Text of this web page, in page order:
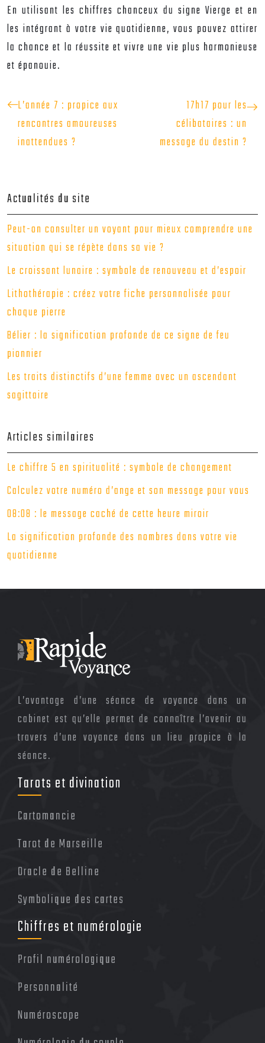
En utilisant les chiffres chanceux du signe Vierge et en
les intégrant à votre vie quotidienne, vous pouvez attirer
la chance et la réussite et vivre une vie plus harmonieuse
et épanouie.
L’année 7 : propice aux
rencontres amoureuses
inattendues ?
17h17 pour les
célibataires : un
message du destin ?
Actualités du site
Peut-on consulter un voyant pour mieux comprendre une
situation qui se répète dans sa vie ?
Le croissant lunaire : symbole de renouveau et d’espoir
Lithothérapie : créez votre fiche personnalisée pour
chaque pierre
Bélier : la signification profonde de ce signe de feu
pionnier
Les traits distinctifs d’une femme avec un ascendant
sagittaire
Articles similaires
Le chiffre 5 en spiritualité : symbole de changement
Calculez votre numéro d’ange et son message pour vous
08:08 : le message caché de cette heure miroir
La signification profonde des nombres dans votre vie
quotidienne
L’avantage d’une séance de voyance dans un
cabinet est qu’elle permet de connaître l’avenir au
travers d’une voyance dans un lieu propice à la
séance.
Tarots et divination
Cartomancie
Tarot de Marseille
Oracle de Belline
Symbolique des cartes
Chiffres et numérologie
Profil numérologique
Personnalité
Numéroscope